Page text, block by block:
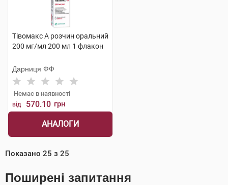
Тівомакс А розчин оральний
200 мг/мл 200 мл 1 флакон
Дарниця ФФ
Немає в наявності
від 570.10 грн
АНАЛОГИ
Показано 25 з 25
Поширені запитання